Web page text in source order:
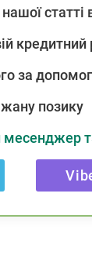
статті
кредитний
за
позику